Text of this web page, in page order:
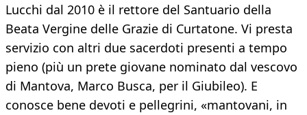
Lucchi dal 2010 è il rettore del Santuario della
Beata Vergine delle Grazie di Curtatone. Vi presta
servizio con altri due sacerdoti presenti a tempo
pieno (più un prete giovane nominato dal vescovo
di Mantova, Marco Busca, per il Giubileo). E
conosce bene devoti e pellegrini, «mantovani, in